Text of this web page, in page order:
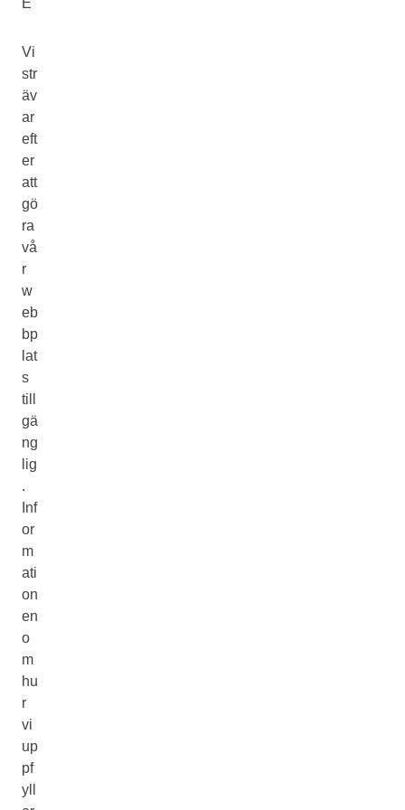
E
Vi
str
äv
ar
eft
er
att
gö
ra
vå
r
w
eb
bp
lat
s
till
gä
ng
lig
.
Inf
or
m
ati
on
en
o
m
hu
r
vi
up
pf
yll